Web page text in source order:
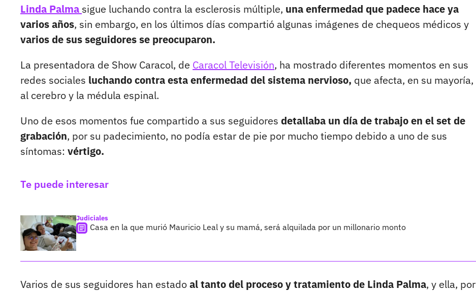
Linda Palma sigue luchando contra la esclerosis múltiple, una enfermedad que padece hace ya
varios años, sin embargo, en los últimos días compartió algunas imágenes de chequeos médicos y
varios de sus seguidores se preocuparon.
La presentadora de Show Caracol, de Caracol Televisión, ha mostrado diferentes momentos en sus
redes sociales luchando contra esta enfermedad del sistema nervioso, que afecta, en su mayoría,
al cerebro y la médula espinal.
Uno de esos momentos fue compartido a sus seguidores detallaba un día de trabajo en el set de
grabación, por su padecimiento, no podía estar de pie por mucho tiempo debido a uno de sus
síntomas: vértigo.
Te puede interesar
Judiciales
Casa en la que murió Mauricio Leal y su mamá, será alquilada por un millonario monto
Varios de sus seguidores han estadoal tanto del proceso y tratamiento de Linda Palma, y ella, por